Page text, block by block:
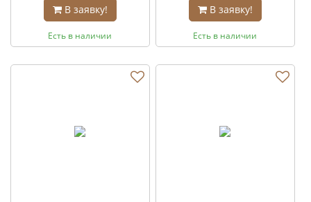
В заявку!
Есть в наличии
В заявку!
Есть в наличии